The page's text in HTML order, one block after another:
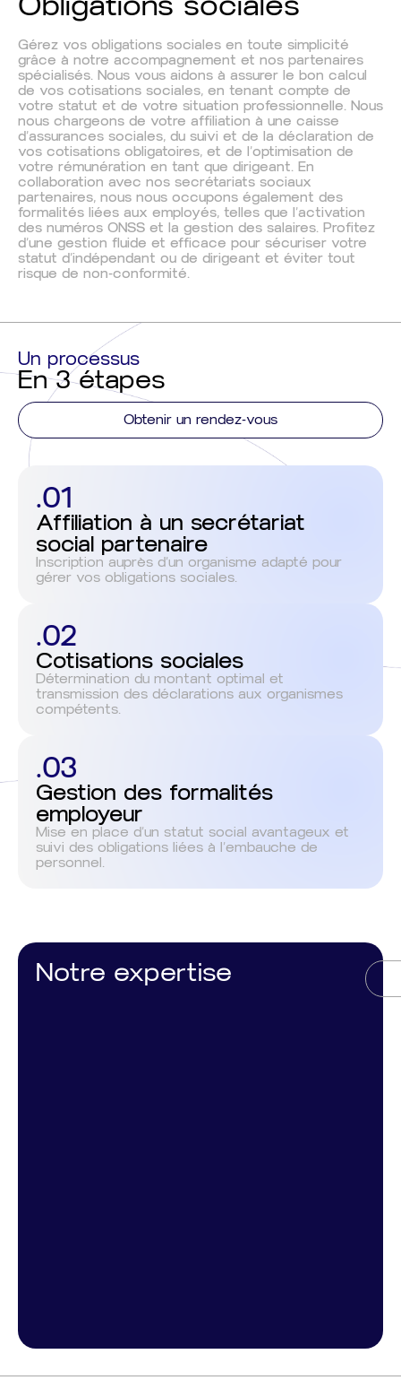
Gérez vos obligations sociales en toute simplicité
grâce à notre accompagnement et nos partenaires
spécialisés. Nous vous aidons à assurer le bon calcul
de vos cotisations sociales, en tenant compte de
votre statut et de votre situation professionnelle. Nous
nous chargeons de votre affiliation à une caisse
d’assurances sociales, du suivi et de la déclaration de
vos cotisations obligatoires, et de l’optimisation de
votre rémunération en tant que dirigeant. En
collaboration avec nos secrétariats sociaux
partenaires, nous nous occupons également des
formalités liées aux employés, telles que l’activation
des numéros ONSS et la gestion des salaires. Profitez
d’une gestion fluide et efficace pour sécuriser votre
statut d’indépendant ou de dirigeant et éviter tout
risque de non-conformité.
Un processus
En 3 étapes
Obtenir un rendez-vous
.01
Affiliation à un secrétariat
social partenaire
Inscription auprès d’un organisme adapté pour
gérer vos obligations sociales.
.02
Cotisations sociales
Détermination du montant optimal et
transmission des déclarations aux organismes
compétents.
.03
Gestion des formalités
employeur
Mise en place d’un statut social avantageux et
suivi des obligations liées à l’embauche de
personnel.
Notre expertise